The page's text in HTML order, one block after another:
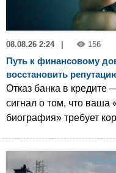
08.08.26 2:24 156
Путь к финансовому
восстановить
Отказ банка в кредите
сигнал о том, что ваша
биография» требует